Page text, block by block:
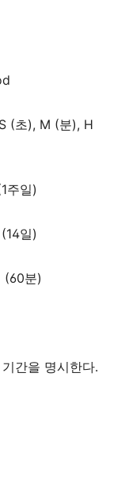
), M (분), H
일)
일)
분)
을 명시한다.